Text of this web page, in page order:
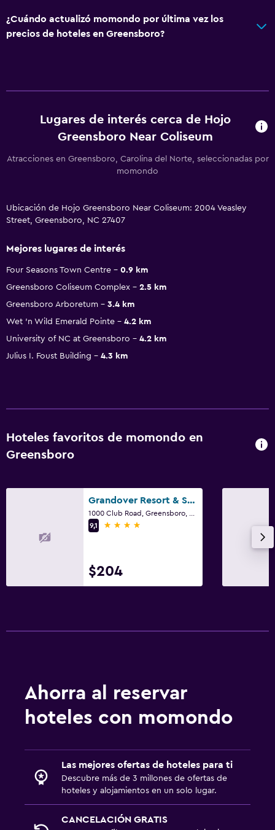
¿Cuándo actualizó momondo por última vez los
precios de hoteles en Greensboro?
Lugares de interés cerca de Hojo
Greensboro Near Coliseum
Atracciones en Greensboro, Carolina del Norte, seleccionadas por
momondo
Ubicación de Hojo Greensboro Near Coliseum: 2004 Veasley
Street, Greensboro, NC 27407
Mejores lugares de interés
Four Seasons Town Centre
0.9 km
Greensboro Coliseum Complex
2.5 km
Greensboro Arboretum
3.4 km
Wet 'n Wild Emerald Pointe
4.2 km
University of NC at Greensboro
4.2 km
Julius I. Foust Building
4.3 km
Hoteles favoritos de momondo en
Greensboro
Grandover Resort & Spa, a Wyndham Grand Hotel
9,1
4 estrellas
$204
Ahorra al reservar
hoteles con momondo
Las mejores ofertas de hoteles para ti
Descubre más de 3 millones de ofertas de
hoteles y alojamientos en un solo lugar.
CANCELACIÓN GRATIS